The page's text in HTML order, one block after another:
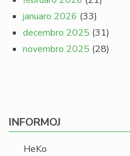
januaro 2026 (33)
decembro 2025 (31)
novembro 2025 (28)
INFORMOJ
HeKo